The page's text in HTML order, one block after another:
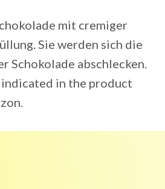
mit cremiger
Sie werden sich die
Schokolade abschlecken.
indicated in the product